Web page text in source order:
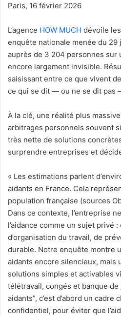
Paris, 16 février 2026
L’agence HOW MUCH dévoile
enquête nationale menée du
auprès de 3 204 personnes sur
encore largement invisible.
saisissant entre ce que vivent
ce qui se dit — ou ne se dit pas
À la clé, une réalité plus massive
arbitrages personnels souvent
très nette de solutions
surprendre entreprises et
« Les estimations parlent
aidants en France. Cela
population française (sources
Dans ce contexte, l’entreprise
l’aidance comme un sujet privé :
d’organisation du travail, de
durable. Notre enquête montre
aidants encore silencieux, mais
solutions simples et activables
télétravail, congés et banque de
aidants”, c’est d’abord un cadre
confidentiel, pour éviter que